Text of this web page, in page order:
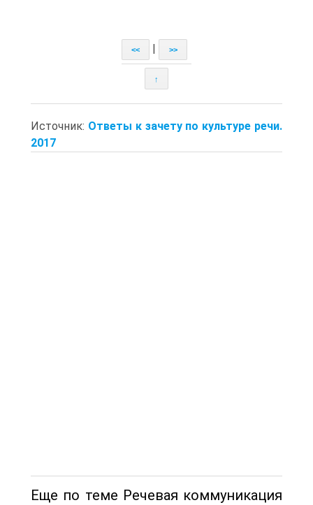
<< >>
↑
Источник: Ответы к зачету по культуре речи.
2017
Еще по теме Речевая коммуникация